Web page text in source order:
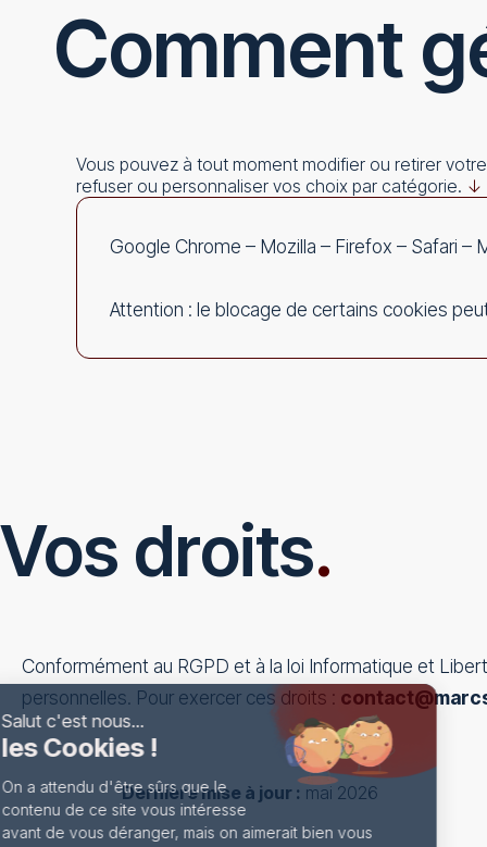
Comment
Vous pouvez à tout moment modifier ou retirer
refuser ou personnaliser vos choix par catégorie. ↓
Google Chrome – Mozilla – Firefox – Safari –
Attention : le blocage de certains cookies
Vos droits.
Conformément au RGPD et à la loi Informatique et
personnelles. Pour exercer ces droits :
Dernière mise à jour : mai 2026